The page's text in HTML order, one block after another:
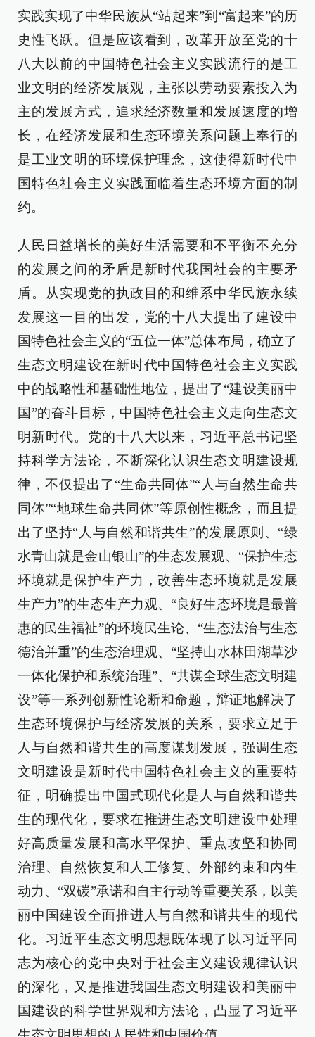
实践实现了中华民族从“站起来”到“富起来”的历
史性飞跃。但是应该看到，改革开放至党的十
八大以前的中国特色社会主义实践流行的是工
业文明的经济发展观，主张以劳动要素投入为
主的发展方式，追求经济数量和发展速度的增
长，在经济发展和生态环境关系问题上奉行的
是工业文明的环境保护理念，这使得新时代中
国特色社会主义实践面临着生态环境方面的制
约。
人民日益增长的美好生活需要和不平衡不充分
的发展之间的矛盾是新时代我国社会的主要矛
盾。从实现党的执政目的和维系中华民族永续
发展这一目的出发，党的十八大提出了建设中
国特色社会主义的“五位一体”总体布局，确立了
生态文明建设在新时代中国特色社会主义实践
中的战略性和基础性地位，提出了“建设美丽中
国”的奋斗目标，中国特色社会主义走向生态文
明新时代。党的十八大以来，习近平总书记坚
持科学方法论，不断深化认识生态文明建设规
律，不仅提出了“生命共同体”“人与自然生命共
同体”“地球生命共同体”等原创性概念，而且提
出了坚持“人与自然和谐共生”的发展原则、“绿
水青山就是金山银山”的生态发展观、“保护生态
环境就是保护生产力，改善生态环境就是发展
生产力”的生态生产力观、“良好生态环境是最普
惠的民生福祉”的环境民生论、“生态法治与生态
德治并重”的生态治理观、“坚持山水林田湖草沙
一体化保护和系统治理”、“共谋全球生态文明建
设”等一系列创新性论断和命题，辩证地解决了
生态环境保护与经济发展的关系，要求立足于
人与自然和谐共生的高度谋划发展，强调生态
文明建设是新时代中国特色社会主义的重要特
征，明确提出中国式现代化是人与自然和谐共
生的现代化，要求在推进生态文明建设中处理
好高质量发展和高水平保护、重点攻坚和协同
治理、自然恢复和人工修复、外部约束和内生
动力、“双碳”承诺和自主行动等重要关系，以美
丽中国建设全面推进人与自然和谐共生的现代
化。习近平生态文明思想既体现了以习近平同
志为核心的党中央对于社会主义建设规律认识
的深化，又是推进我国生态文明建设和美丽中
国建设的科学世界观和方法论，凸显了习近平